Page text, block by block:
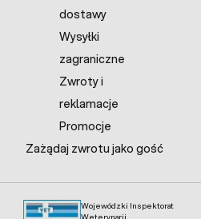
inkubatorów własnej
powietrza we wnętrzu
grzałkę w inkubatorze ?
i ogrzewa je z góry) po drugie,
dostawy
Wysyłki
zagraniczne
Zwroty i
reklamacje
Promocje
Zażądaj zwrotu jako gość
Wojewódzki Inspektorat
Weterynarii